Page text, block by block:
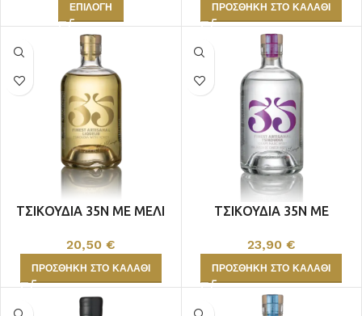
ΕΠΙΛΟΓΉ ΠΡΟΣΘΉΚΗ ΣΤΟ ΚΑΛΆΘΙ
ΤΣΙΚΟΥΔΙΑ 35N ΜΕ ΜΕΛΙ
20,50 €
ΠΡΟΣΘΉΚΗ ΣΤΟ ΚΑΛΆΘΙ
ΤΣΙΚΟΥΔΙΑ 35N ΜΕ
23,90 €
ΠΡΟΣΘΉΚΗ ΣΤΟ ΚΑΛΆΘΙ